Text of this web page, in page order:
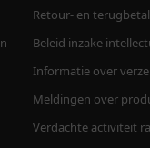
Retour- en
Beleid inzake
Informatie over
Meldingen over
Verdachte activiteit